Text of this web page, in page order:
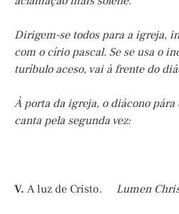
Dirigem-se todos para a igreja,
com o círio pascal. Se se usa o
turíbulo aceso, vai à frente do
À porta da igreja, o diácono
canta pela segunda vez:
V. A luz de Cristo. Lumen